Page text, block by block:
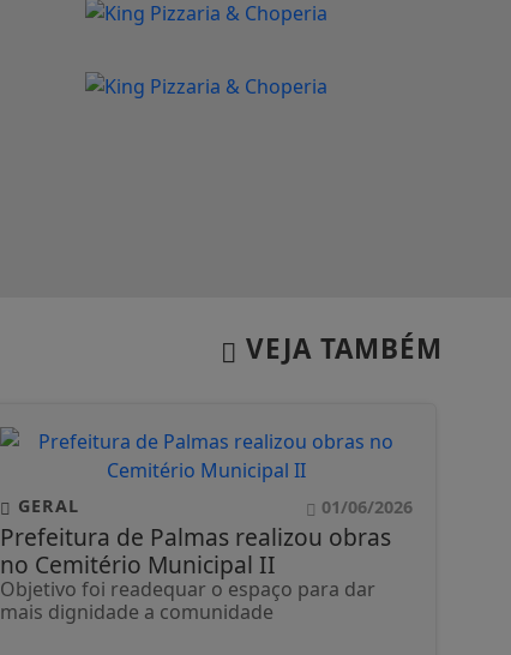
VEJA TAMBÉM
GERAL 01/06/2026
Prefeitura de Palmas realizou obras
no Cemitério Municipal II
Objetivo foi readequar o espaço para dar
mais dignidade a comunidade